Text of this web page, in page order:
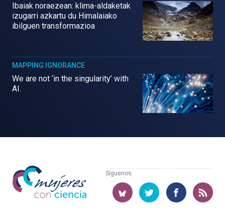
Ibaiak noraezean: klima-aldaketak
izugarri azkartu du Himalaiako
ibilguen transformazioa
MAPPING IGNORANCE
We are not ‘in the singularity’ with
AI.
Mujeres
con
ciencia
Síguenos: